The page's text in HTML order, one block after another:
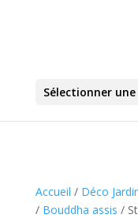
Sélectionner
Accueil / Déco
/ Bouddha assis /